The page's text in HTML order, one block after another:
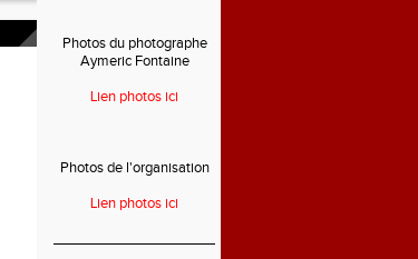
Photos du photographe
Aymeric Fontaine
Lien photos ici
Photos de l'organisation
Lien photos ici